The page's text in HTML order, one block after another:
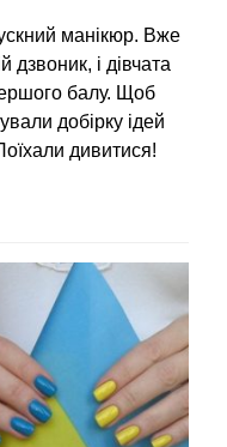
манікюр. Вже
дзвоник, і дівчата
балу. Щоб
добірку ідей
дивитися!